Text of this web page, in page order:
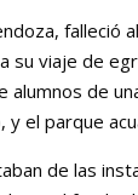
su viaje de
de
el parque
de las